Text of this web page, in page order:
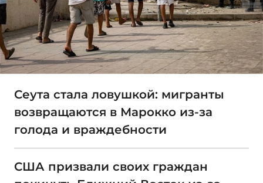
Сеута стала ловушкой: мигранты
возвращаются в Марокко из-за
голода и враждебности
США призвали своих граждан